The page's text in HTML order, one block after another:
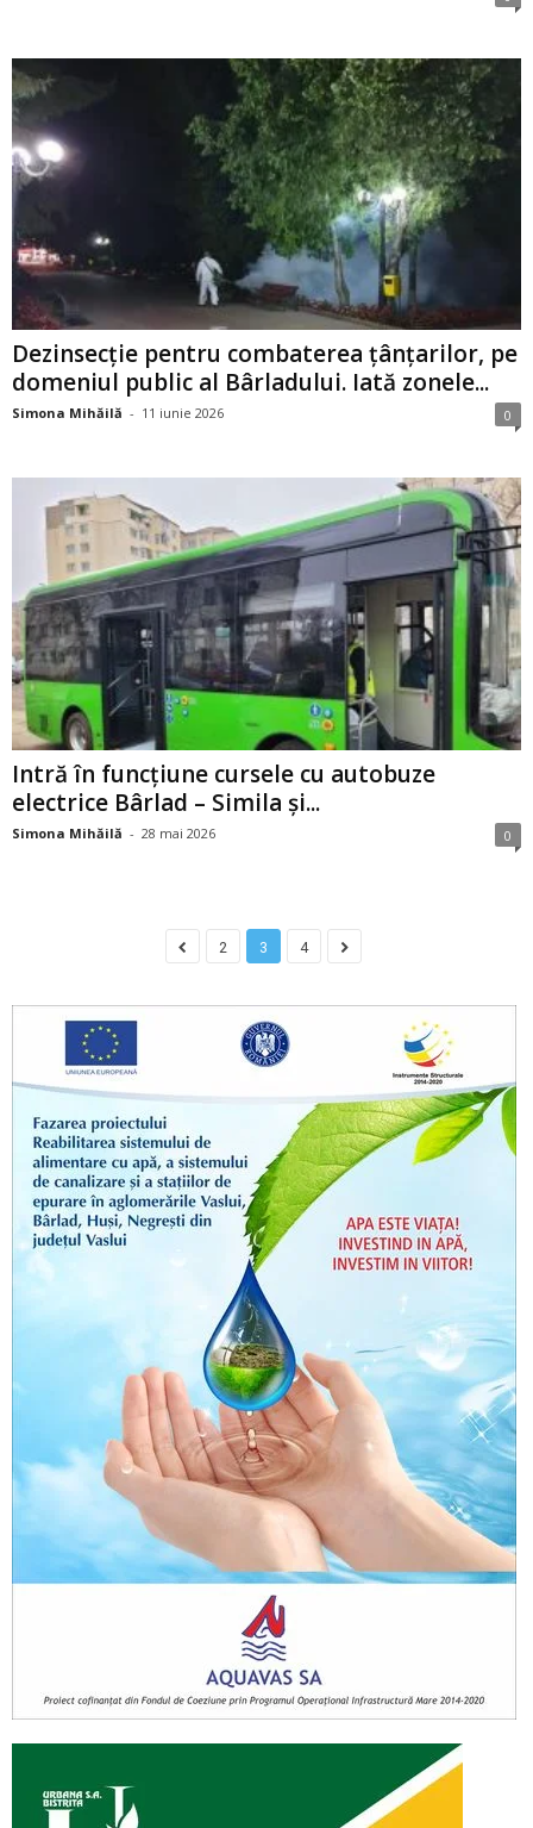
Dezinsecție pentru combaterea țânțarilor, pe
domeniul public al Bârladului. Iată zonele...
Simona Mihăilă - 11 iunie 2026 0
Intră în funcțiune cursele cu autobuze
electrice Bârlad – Simila și...
Simona Mihăilă - 28 mai 2026 0
2 3 4